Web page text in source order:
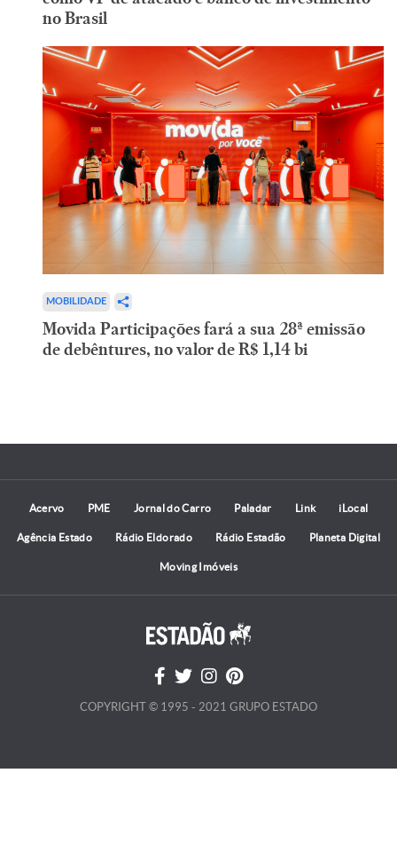
no Brasil
MOBILIDADE
Movida Participações fará a sua 28ª emissão
de debêntures, no valor de R$ 1,14 bi
Acervo PME Jornal do Carro Paladar Link iLocal
Agência Estado Rádio Eldorado Rádio Estadão Planeta Digital
Moving Imóveis
COPYRIGHT © 1995 - 2021 GRUPO ESTADO